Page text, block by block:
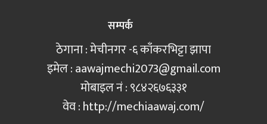
सम्पर्क
ठेगाना : मेचीनगर -६ काँकरभिट्टा झापा
इमेल :aawajmechi2073@gmail.com
मोबाइल नं‍ : ९८४२६७६३३१
वेव : http://mechiaawaj.com/